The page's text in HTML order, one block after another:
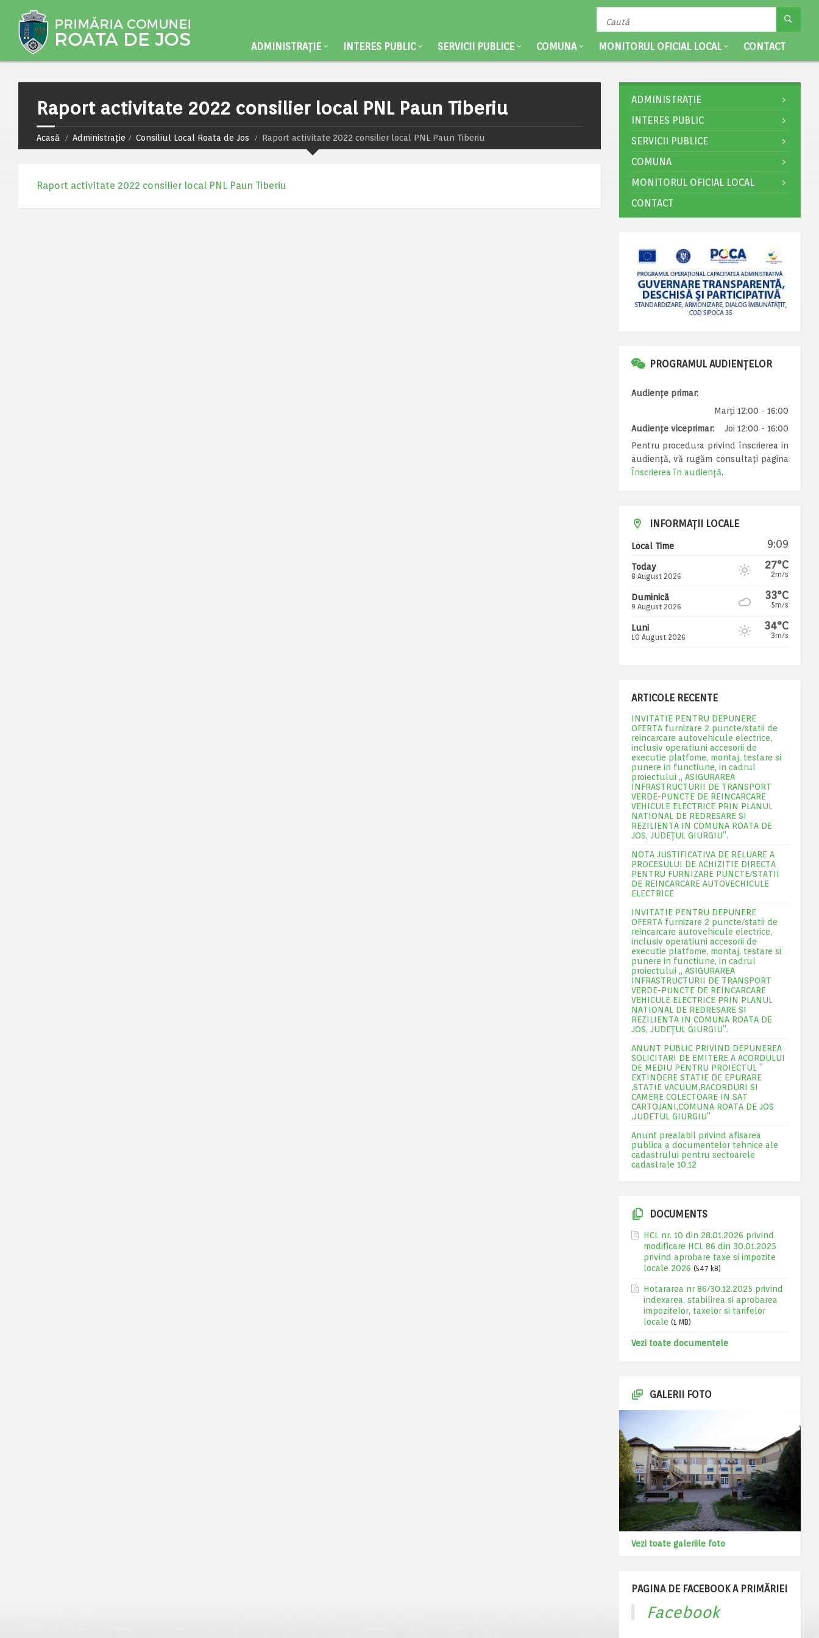
ADMINISTRAȚIE INTERES PUBLIC SERVICII PUBLICE COMUNA MONITORUL OFICIAL LOCAL CONTACT
Raport activitate 2022 consilier local PNL Paun Tiberiu
Acasă Administrație Consiliul Local Roata de Jos Raport activitate 2022 consilier local PNL Paun Tiberiu
Raport activitate 2022 consilier local PNL Paun Tiberiu
ADMINISTRAȚIE
INTERES PUBLIC
SERVICII PUBLICE
COMUNA
MONITORUL OFICIAL LOCAL
CONTACT
PROGRAMUL AUDIENȚELOR
Audiențe primar:
Marți 12:00 - 16:00
Audiențe viceprimar:
Joi 12:00 - 16:00
Pentru procedura privind înscrierea in
audiență, vă rugăm consultați pagina
Înscrierea în audiență.
INFORMAȚII LOCALE
Local Time 9:09
Today
8 August 2026
27°C
2m/s
Duminică
9 August 2026
33°C
5m/s
Luni
10 August 2026
34°C
3m/s
ARTICOLE RECENTE
INVITATIE PENTRU DEPUNERE
OFERTA furnizare 2 puncte/statii de
reincarcare autovehicule electrice,
inclusiv operatiuni accesorii de
executie platfome, montaj, testare si
punere in functiune, in cadrul
proiectului „ ASIGURAREA
INFRASTRUCTURII DE TRANSPORT
VERDE-PUNCTE DE REINCARCARE
VEHICULE ELECTRICE PRIN PLANUL
NATIONAL DE REDRESARE SI
REZILIENTA IN COMUNA ROATA DE
JOS, JUDEŢUL GIURGIU”.
NOTA JUSTIFICATIVA DE RELUARE A
PROCESULUI DE ACHIZITIE DIRECTA
PENTRU FURNIZARE PUNCTE/STATII
DE REINCARCARE AUTOVECHICULE
ELECTRICE
INVITATIE PENTRU DEPUNERE
OFERTA furnizare 2 puncte/statii de
reincarcare autovehicule electrice,
inclusiv operatiuni accesorii de
executie platfome, montaj, testare si
punere in functiune, in cadrul
proiectului „ ASIGURAREA
INFRASTRUCTURII DE TRANSPORT
VERDE-PUNCTE DE REINCARCARE
VEHICULE ELECTRICE PRIN PLANUL
NATIONAL DE REDRESARE SI
REZILIENTA IN COMUNA ROATA DE
JOS, JUDEŢUL GIURGIU”.
ANUNT PUBLIC PRIVIND DEPUNEREA
SOLICITARI DE EMITERE A ACORDULUI
DE MEDIU PENTRU PROIECTUL ”
EXTINDERE STATIE DE EPURARE
,STATIE VACUUM,RACORDURI SI
CAMERE COLECTOARE IN SAT
CARTOJANI,COMUNA ROATA DE JOS
,JUDETUL GIURGIU”
Anunt prealabil privind afisarea
publica a documentelor tehnice ale
cadastrului pentru sectoarele
cadastrale 10,12
DOCUMENTS
HCL nr. 10 din 28.01.2026 privind
modificare HCL 86 din 30.01.2025
privind aprobare taxe si impozite
locale 2026 (547 kB)
Hotararea nr 86/30.12.2025 privind
indexarea, stabilirea si aprobarea
impozitelor, taxelor si tarifelor
locale (1 MB)
Vezi toate documentele
GALERII FOTO
Vezi toate galeriile foto
PAGINA DE FACEBOOK A PRIMĂRIEI
Facebook